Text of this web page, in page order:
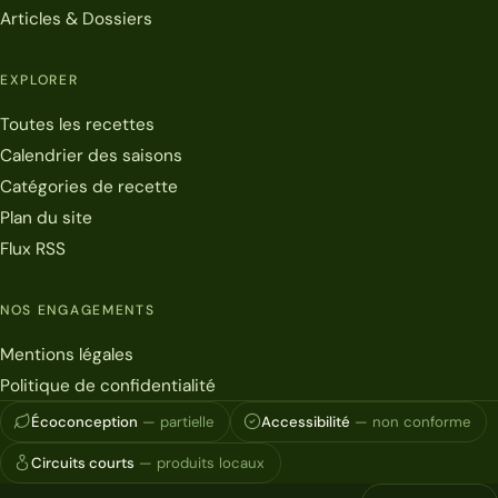
Articles & Dossiers
EXPLORER
Toutes les recettes
Calendrier des saisons
Catégories de recette
Plan du site
Flux RSS
NOS ENGAGEMENTS
Mentions légales
Politique de confidentialité
Écoconception — partielle Accessibilité — non conforme
Circuits courts — produits locaux